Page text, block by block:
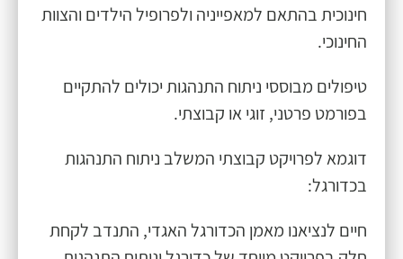
חינוכית בהתאם למאפייניה ולפרופיל הילדים והצוות
החינוכי.
טיפולים מבוססי ניתוח התנהגות יכולים להתקיים
בפורמט פרטני, זוגי או קבוצתי.
דוגמא לפרויקט קבוצתי המשלב ניתוח התנהגות
בכדורגל:
חיים לנציאנו מאמן הכדורגל האגדי, התנדב לקחת